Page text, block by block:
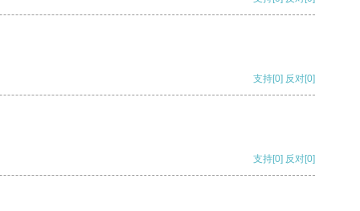
支持[0] 反对[0]
支持[0] 反对[0]